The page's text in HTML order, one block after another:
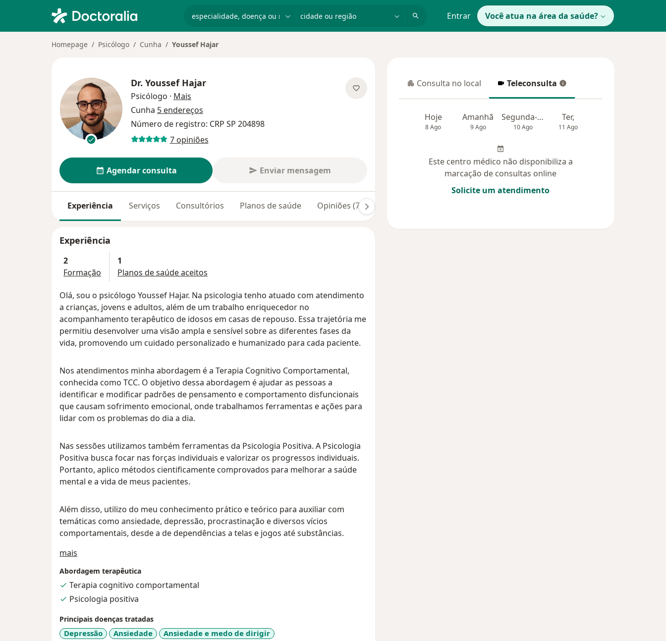
Entrar Você atua na área da saúde?
Homepage Psicólogo Cunha Youssef Hajar
Dr. Youssef Hajar
Psicólogo · Mais
Cunha 5 endereços
Número de registro: CRP SP 204898
7 opiniões
Agendar consulta Enviar mensagem
Experiência Serviços Consultórios Planos de saúde Opiniões (7)
Experiência
2
Formação
1
Planos de saúde aceitos
Olá, sou o psicólogo Youssef Hajar. Na psicologia tenho atuado com atendimento
a crianças, jovens e adultos, além de um trabalho enriquecedor no
acompanhamento terapêutico de idosos em casas de repouso. Essa trajetória me
permitiu desenvolver uma visão ampla e sensível sobre as diferentes fases da
vida, promovendo um cuidado personalizado e humanizado para cada paciente.
Nos atendimentos minha abordagem é a Terapia Cognitivo Comportamental,
conhecida como TCC. O objetivo dessa abordagem é ajudar as pessoas a
identificar e modificar padrões de pensamento e comportamento disfuncionais
que causam sofrimento emocional, onde trabalhamos ferramentas e ações para
lidar com os problemas do dia a dia.
Nas sessões utilizamos também ferramentas da Psicologia Positiva. A Psicologia
Positiva busca focar nas forças individuais e valorizar os progressos individuais.
Portanto, aplico métodos cientificamente comprovados para melhorar a saúde
mental e a vida de meus pacientes.
Além disso, utilizo do meu conhecimento prático e teórico para auxiliar com
temáticas como ansiedade, depressão, procrastinação e diversos vícios
comportamentais, desde a de dependências a telas e jogos até substâncias.
mais
Abordagem terapêutica
Terapia cognitivo comportamental
Psicologia positiva
Principais doenças tratadas
Depressão Ansiedade
Ansiedade e medo de dirigir
Consulta no local
Consulta no local Teleconsulta
Teleconsulta
Hoje
8 Ago
Amanhã
9 Ago
Segunda-feira
10 Ago
Ter,
11 Ago
Este centro médico não disponibiliza a
marcação de consultas online
Solicite um atendimento